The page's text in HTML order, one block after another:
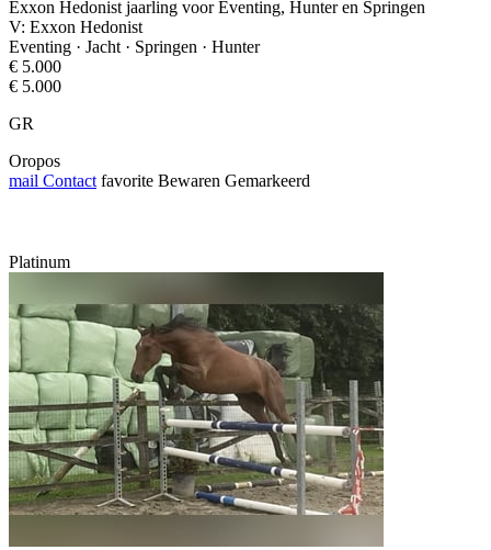
Exxon Hedonist jaarling voor Eventing, Hunter en Springen
V: Exxon Hedonist
Eventing · Jacht · Springen · Hunter
€ 5.000
€ 5.000
GR
Oropos
mail Contact favorite Bewaren Gemarkeerd
Platinum